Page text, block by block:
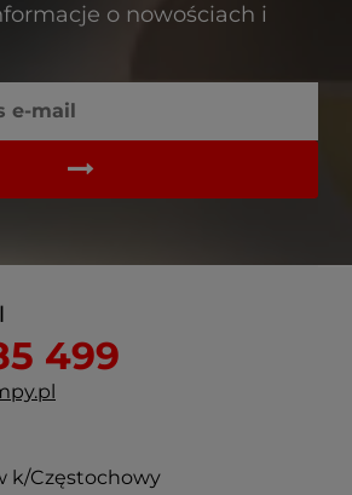
o nowościach i
499
k/Częstochowy